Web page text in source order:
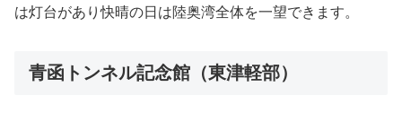
は灯台があり快晴の日は陸奥湾全体を一望できます。
青函トンネル記念館（東津軽部）